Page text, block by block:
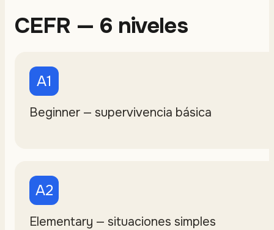
CEFR — 6 niveles
A1
Beginner — supervivencia básica
A2
Elementary — situaciones simples